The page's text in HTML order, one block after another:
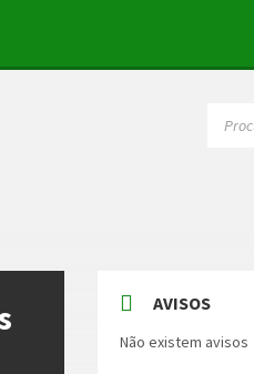
AVISOS
Não existem avisos